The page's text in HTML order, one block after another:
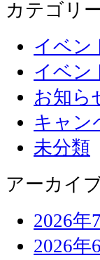
カテゴリ
イベン
イベン
お知ら
キャン
未分類
アーカイ
2026年
2026年